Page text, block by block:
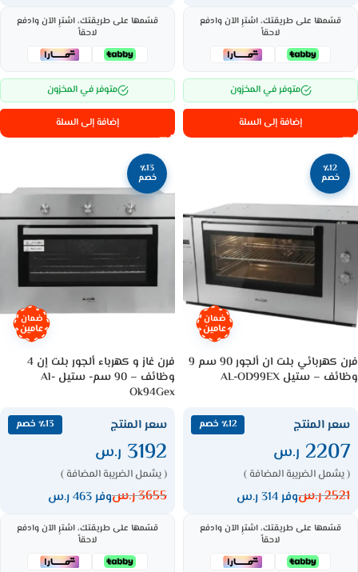
قسّمها على طريقتك، اشترِ الآن وادفع
لاحقاً
متوفر في المخزون
إضافة إلى السلة
قسّمها على طريقتك، اشترِ الآن وادفع
لاحقاً
متوفر في المخزون
إضافة إلى السلة
٪12
خصم
ضمان
عامين
فرن كهربائي بلت ان ألجور 90 سم 9
وظائف – ستيل AL-OD99EX
سعر المنتج ٪12 خصم
2207 ر.س
( يشمل الضريبة المضافة )
2521ر.سوفر 314 ر.س
قسّمها على طريقتك، اشترِ الآن وادفع
لاحقاً
٪13
خصم
ضمان
عامين
فرن غاز و كهرباء ألجور بلت إن 4
وظائف – 90 سم- ستيل Al-
Ok94Gex
سعر المنتج ٪13 خصم
3192 ر.س
( يشمل الضريبة المضافة )
3655ر.سوفر 463 ر.س
قسّمها على طريقتك، اشترِ الآن وادفع
لاحقاً